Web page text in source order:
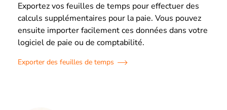
Exportez vos feuilles de temps pour effectuer des
calculs supplémentaires pour la paie. Vous pouvez
ensuite importer facilement ces données dans votre
logiciel de paie ou de comptabilité.
Exporter des feuilles de temps